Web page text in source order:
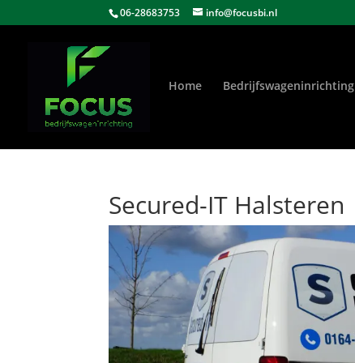
06-28683753 info@focusbi.nl
Home Bedrijfswageninrichting
Secured-IT Halsteren